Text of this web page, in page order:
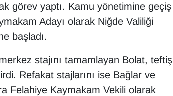
görev yaptı. Kamu yönetimine geçiş
Adayı olarak Niğde Valiliği
başladı.
stajını tamamlayan Bolat, teftiş
Refakat stajlarını ise Bağlar ve
Felahiye Kaymakam Vekili olarak